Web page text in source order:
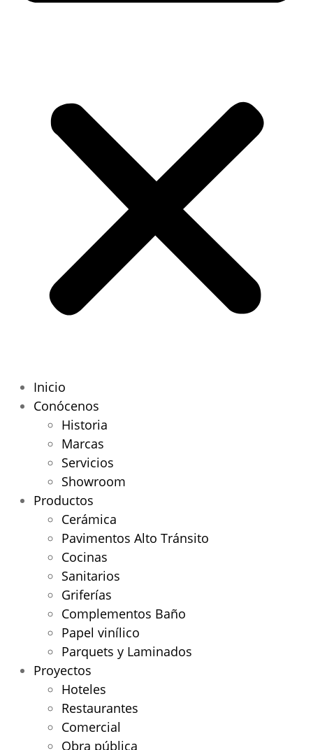
Inicio
Conócenos
Historia
Marcas
Servicios
Showroom
Productos
Cerámica
Pavimentos Alto Tránsito
Cocinas
Sanitarios
Griferías
Complementos Baño
Papel vinílico
Parquets y Laminados
Proyectos
Hoteles
Restaurantes
Comercial
Obra pública